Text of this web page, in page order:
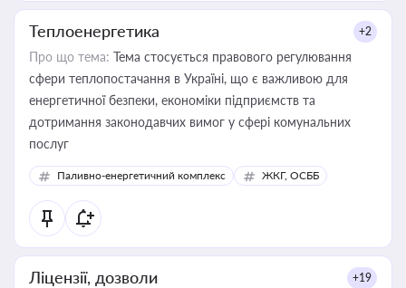
Теплоенергетика +2
Про що тема: Тема стосується правового регулювання
сфери теплопостачання в Україні, що є важливою для
енергетичної безпеки, економіки підприємств та
дотримання законодавчих вимог у сфері комунальних
послуг
Паливно-енергетичний комплекс ЖКГ, ОСББ
Ліцензії, дозволи +19